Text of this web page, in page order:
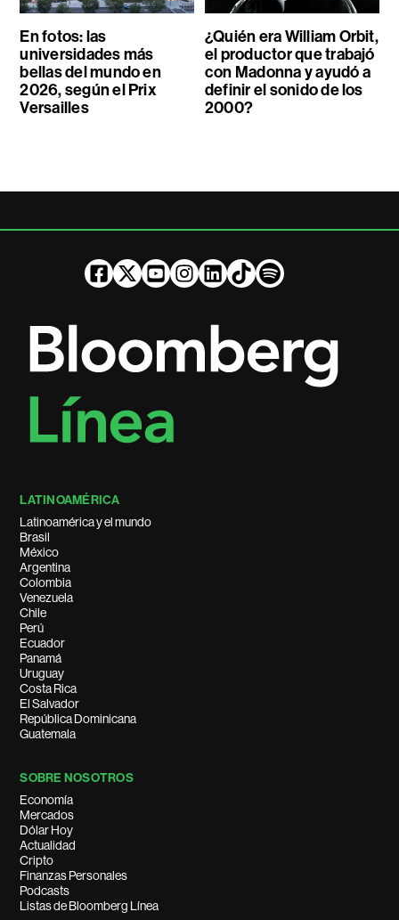
En fotos: las
universidades más
bellas del mundo en
2026, según el Prix
Versailles
¿Quién era William Orbit,
el productor que trabajó
con Madonna y ayudó a
definir el sonido de los
2000?
LATINOAMÉRICA
Latinoamérica y el mundo
Brasil
México
Argentina
Colombia
Venezuela
Chile
Perú
Ecuador
Panamá
Uruguay
Costa Rica
El Salvador
República Dominicana
Guatemala
SOBRE NOSOTROS
Economía
Mercados
Dólar Hoy
Actualidad
Cripto
Finanzas Personales
Podcasts
Listas de Bloomberg Línea